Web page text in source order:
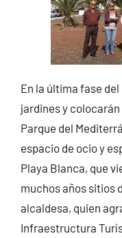
En la última fase
jardines y colocarán
Parque del
espacio de ocio y
Playa Blanca, que
muchos años sitios
alcaldesa, quien
Infraestructura